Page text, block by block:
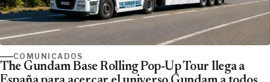
COMUNICADOS
The Gundam Base Rolling Pop-Up Tour llega a